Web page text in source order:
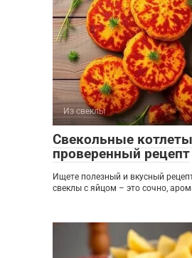
Из свеклы
Свекольные
проверенный рецепт
Ищете полезный и вкусный
свеклы с яйцом – это сочно,